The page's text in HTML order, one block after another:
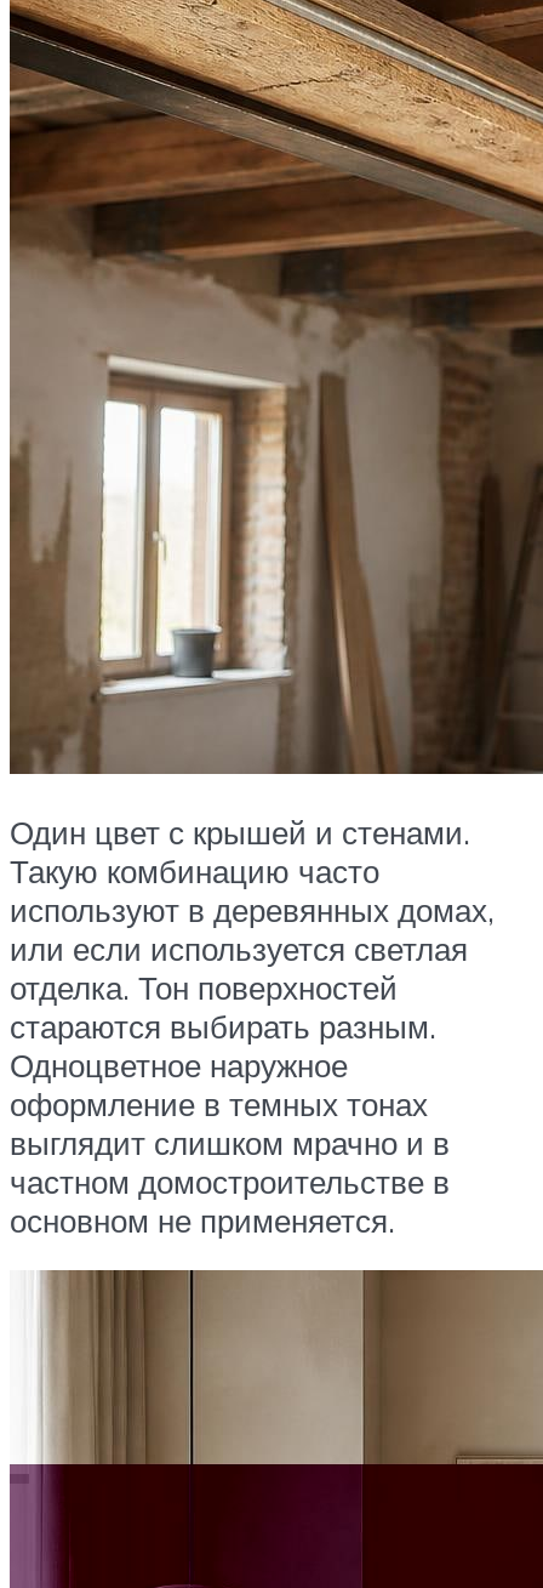
Один цвет с крышей и стенами.
Такую комбинацию часто
используют в деревянных домах,
или если используется светлая
отделка. Тон поверхностей
стараются выбирать разным.
Одноцветное наружное
оформление в темных тонах
выглядит слишком мрачно и в
частном домостроительстве в
основном не применяется.